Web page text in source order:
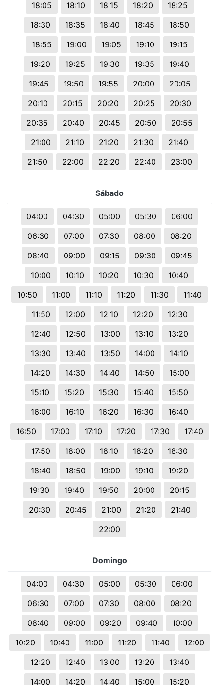
18:05
18:10 18:15 18:20
18:25
18:30
18:35 18:40 18:45
18:50
18:55
19:00 19:05 19:10
19:15
19:20
19:25 19:30 19:35
19:40
19:45
19:50 19:55 20:00
20:05
20:10
20:15 20:20 20:25
20:30
20:35
20:40 20:45 20:50
20:55
21:00
21:10 21:20 21:30
21:40
21:50
22:00 22:20 22:40 23:00
Sábado
04:00 04:30 05:00 05:30
06:00
06:30
07:00 07:30 08:00
08:20
08:40
09:00 09:15 09:30
09:45
10:00
10:10 10:20 10:30
10:40
10:50
11:00 11:10 11:20 11:30
11:40
11:50
12:00 12:10 12:20
12:30
12:40
12:50 13:00 13:10
13:20
13:30
13:40 13:50 14:00
14:10
14:20
14:30 14:40 14:50
15:00
15:10
15:20 15:30 15:40
15:50
16:00
16:10 16:20 16:30
16:40
16:50
17:00 17:10 17:20 17:30
17:40
17:50
18:00 18:10 18:20
18:30
18:40
18:50 19:00 19:10
19:20
19:30
19:40 19:50 20:00
20:15
20:30
20:45 21:00 21:20
21:40
22:00
Domingo
04:00 04:30 05:00 05:30
06:00
06:30
07:00 07:30 08:00
08:20
08:40
09:00 09:20 09:40
10:00
10:20
10:40 11:00 11:20 11:40
12:00
12:20
12:40 13:00 13:20
13:40
14:00
14:20 14:40 15:00
15:20